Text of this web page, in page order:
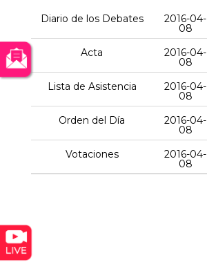
Diario de los Debates 2016-04-
08
Acta
2016-04-
08
Lista de Asistencia
2016-04-
08
Orden del Día
2016-04-
08
Votaciones
2016-04-
08